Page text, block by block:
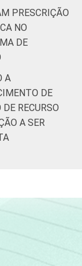
PRESCRIÇÃO
NO
DE
A
DE
RECURSO
A SER